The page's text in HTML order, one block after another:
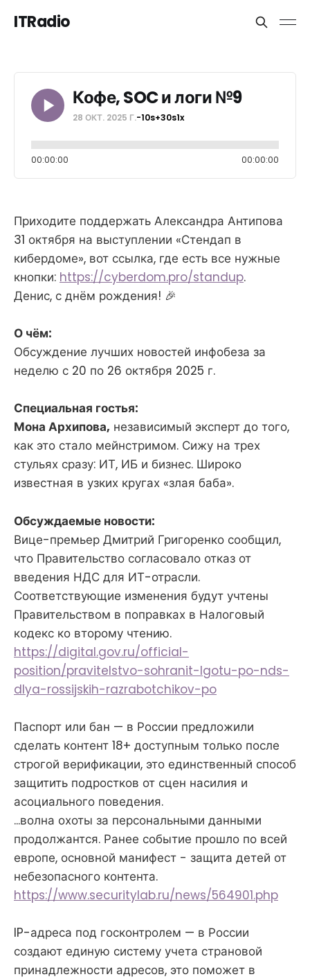
ITRadio
Кофе, SOC и логи №9
28 ОКТ. 2025 Г.-10s+30s1x
00:00:00 00:00:00
Приходите поддержать Александра Антипова
31 октября на выступлении «Стендап в
кибердоме», вот ссылка, где есть все нужные
кнопки: https://cyberdom.pro/standup.
Денис, с днём рождения! 🎉
О чём:
Обсуждение лучших новостей инфобеза за
неделю с 20 по 26 октября 2025 г.
Специальная гостья:
Мона Архипова, независимый эксперт до того,
как это стало мейнстримом. Сижу на трех
стульях сразу: ИТ, ИБ и бизнес. Широко
известная в узких кругах «злая баба».
Обсуждаемые новости:
Вице-премьер Дмитрий Григоренко сообщил,
что Правительство согласовало отказ от
введения НДС для ИТ-отрасли.
Соответствующие изменения будут учтены
Правительством в поправках в Налоговый
кодекс ко второму чтению.
https://digital.gov.ru/official-
position/pravitelstvo-sohranit-lgotu-po-nds-
dlya-rossijskih-razrabotchikov-po
Паспорт или бан — в России предложили
сделать контент 18+ доступным только после
строгой верификации, это единственный способ
защитить подростков от сцен насилия и
асоциального поведения.
...волна охоты за персональными данными
продолжантся. Ранее событие прошло по всей
европе, основной манифест - защита детей от
небезопасного контента.
https://www.securitylab.ru/news/564901.php
IP-адреса под госконтролем — в России
создают единую систему учета страновой
принадлежности адресов, это поможет в